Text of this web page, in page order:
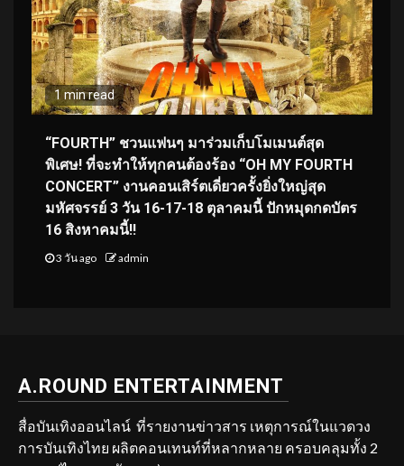
1 min read
“FOURTH” ชวนแฟนๆ มาร่วมเก็บโมเมนต์สุด
พิเศษ! ที่จะทำให้ทุกคนต้องร้อง “OH MY FOURTH
CONCERT” งานคอนเสิร์ตเดี่ยวครั้งยิ่งใหญ่สุด
มหัศจรรย์ 3 วัน 16-17-18 ตุลาคมนี้ ปักหมุดกดบัตร
16 สิงหาคมนี้!!
3 วัน ago admin
A.ROUND ENTERTAINMENT
สื่อบันเทิงออนไลน์ ที่รายงานข่าวสาร เหตุการณ์ในแวดวง
การบันเทิงไทย ผลิตคอนเทนท์ที่หลากหลาย ครอบคลุมทั้ง 2